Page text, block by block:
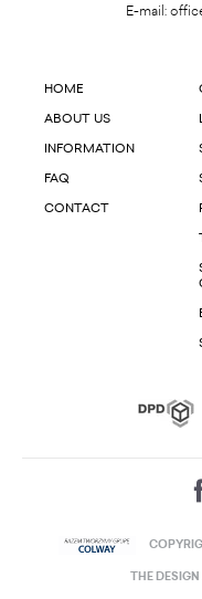
E-mail:
HOME
ABOUT US
INFORMATION
FAQ
CONTACT
THE